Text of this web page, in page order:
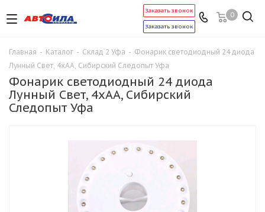
0
Заказать звонок
Заказать звонок
Главная - Каталог - Склад 2 Уфа - Фонарик светодиодный 24 диода
Лунный Свет, 4хАА, Сибирский Следопыт Уфа
Фонарик светодиодный 24 диода
Лунный Свет, 4хАА, Сибирский
Следопыт Уфа